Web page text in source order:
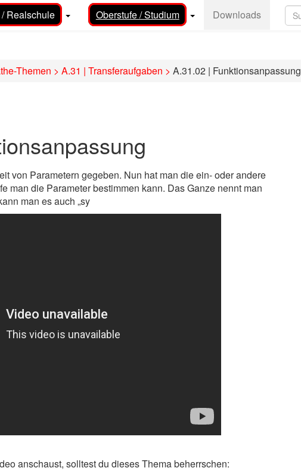
Realschule Oberstufe / Studium Downloads
Themen > A.31 | Transferaufgaben > A.31.02 | Funktionsanpassung
von Parametern gegeben. Nun hat man die ein- oder andere
man die Parameter bestimmen kann. Das Ganze nennt man
man es auch „sy
anschaust, solltest du dieses Thema beherrschen: